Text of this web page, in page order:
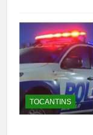
TOCANTINS